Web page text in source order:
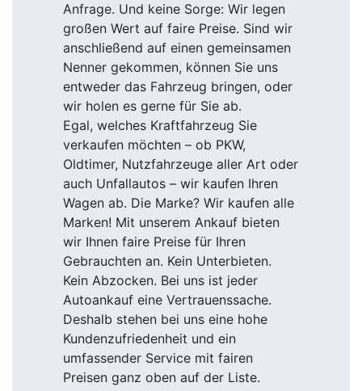
Anfrage. Und keine Sorge: Wir legen
großen Wert auf faire Preise. Sind wir
anschließend auf einen gemeinsamen
Nenner gekommen, können Sie uns
entweder das Fahrzeug bringen, oder
wir holen es gerne für Sie ab.
Egal, welches Kraftfahrzeug Sie
verkaufen möchten – ob PKW,
Oldtimer, Nutzfahrzeuge aller Art oder
auch Unfallautos – wir kaufen Ihren
Wagen ab. Die Marke? Wir kaufen alle
Marken! Mit unserem Ankauf bieten
wir Ihnen faire Preise für Ihren
Gebrauchten an. Kein Unterbieten.
Kein Abzocken. Bei uns ist jeder
Autoankauf eine Vertrauenssache.
Deshalb stehen bei uns eine hohe
Kundenzufriedenheit und ein
umfassender Service mit fairen
Preisen ganz oben auf der Liste.